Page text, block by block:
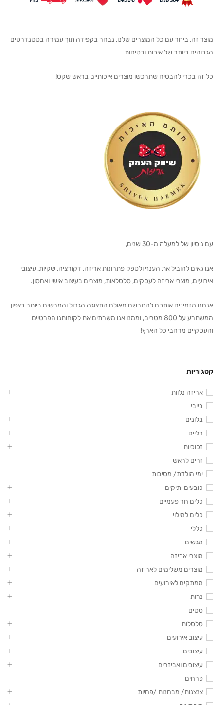
מוצר זה, ביחד עם כל המוצרים שלנו, נבחר בקפידה תוך עמידה בסטנדרטים
הגבוהים ביותר של איכות ובטיחות.
כל זה בכדי להבטיח שתרכשו מוצרים איכותיים בראש שקט!
עם ניסיון של למעלה מ-30 שנים,
אנו גאים להוביל את הענף ולספק פתרונות אריזה, דקורציה, שקיות, עיצובי
אירועים, מוצרי אריזה לעסקים, סלסלאות, מוצרים בעיצוב אישי ואחסון.
אנחנו מזמינים אותכם להתרשם מאולם התצוגה הגדול והמרשים ביותר בצפון
המשתרע על 800 מטרים, וממנו אנו משרתים את לקוחותנו הפרטיים
והעסקיים מרחבי כל הארץ!
קטגוריות
אריזה נלוות
בייבי
בלונים
דליים
זכוכיות
זרים לראש
ימי הולדת/ מסיבות
כובעים ותיקים
כלים חד פעמיים
כלים למילוי
כללי
מגשים
מוצרי אריזה
מוצרים משלימים לאריזה
ממתקים לאירועים
נרות
סטים
סלסלות
עיצוב אירועים
עיצובים
עיצובים ואביזרים
פרחים
צנצנות/ מבחנות /פחיות